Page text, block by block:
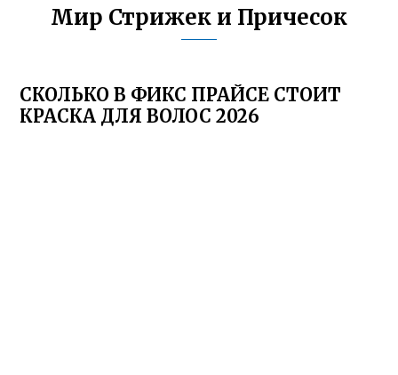
Мир Стрижек и Причесок
СКОЛЬКО В ФИКС ПРАЙСЕ СТОИТ
КРАСКА ДЛЯ ВОЛОС 2026